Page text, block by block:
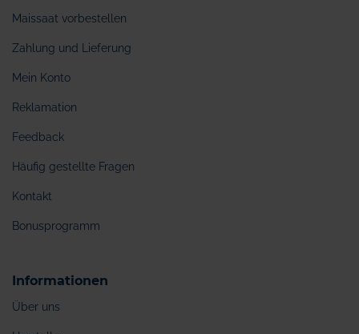
Maissaat vorbestellen
Zahlung und Lieferung
Mein Konto
Reklamation
Feedback
Häufig gestellte Fragen
Kontakt
Bonusprogramm
Informationen
Über uns